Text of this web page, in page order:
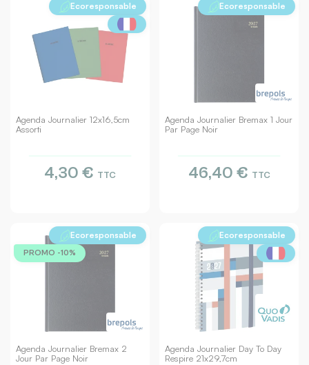
Agenda Journalier 12x16,5cm
Assorti
Ecoresponsable
4,30 € TTC
Agenda Journalier Bremax 1 Jour
Par Page Noir
Ecoresponsable
46,40 € TTC
Agenda Journalier Bremax 2
Jour Par Page Noir
Ecoresponsable
PROMO -10%
Agenda Journalier Day To Day
Respire 21x29,7cm
Ecoresponsable